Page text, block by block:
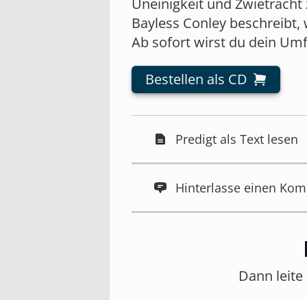
Uneinigkeit und
Bayless Conley
Ab sofort wirst du dein
Bestellen als CD
Predigt als Text lesen
Hinterlasse einen
Dann